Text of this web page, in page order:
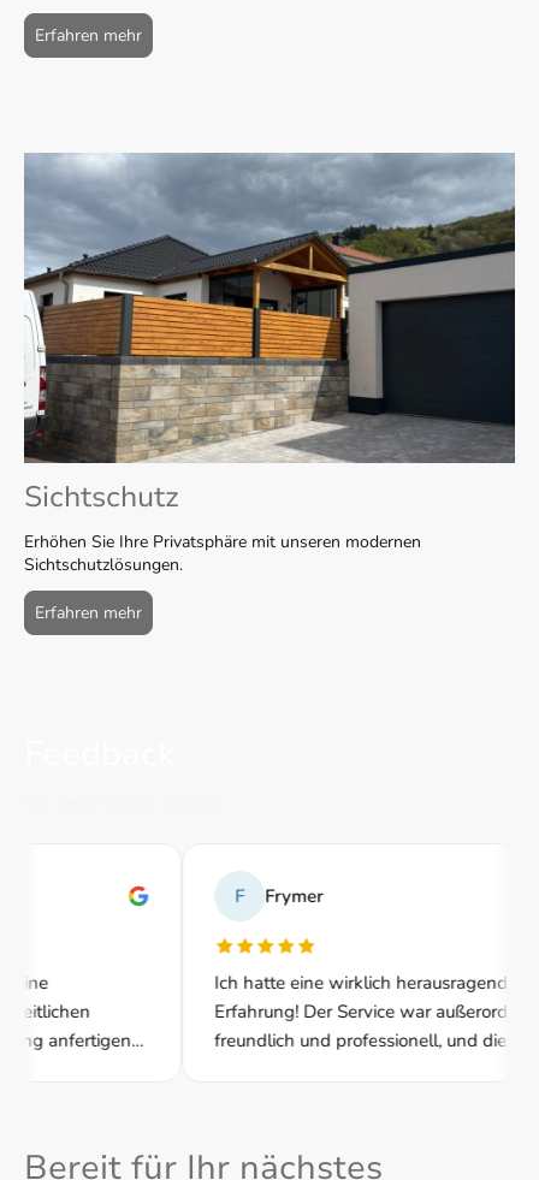
Erfahren mehr
Sichtschutz
Erhöhen Sie Ihre Privatsphäre mit unseren modernen
Sichtschutzlösungen.
Erfahren mehr
anfertigen
Frymer
Ich hatte eine wirklich herausragende
Erfahrung! Der Service war außerordentlich
freundlich und professionell, und die
Bereit für Ihr nächstes